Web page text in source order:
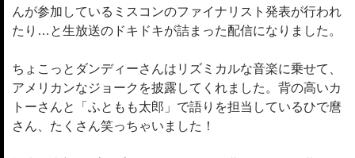
んが参加しているミスコンのファイナリスト発表が行われ
たり…と生放送のドキドキが詰まった配信になりました。
ちょこっとダンディーさんはリズミカルな音楽に乗せて、
アメリカンなジョークを披露してくれました。背の高いカ
トーさんと「ふともも太郎」で語りを担当しているひで麿
さん、たくさん笑っちゃいました！